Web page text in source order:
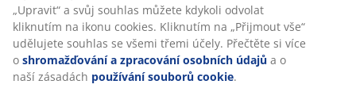
„Upravit“ a svůj souhlas můžete kdykoli odvolat
kliknutím na ikonu cookies. Kliknutím na „Přijmout vše“
udělujete souhlas se všemi třemi účely. Přečtěte si více
o shromažďování a zpracování osobních údajů a o
naší zásadách používání souborů cookie.